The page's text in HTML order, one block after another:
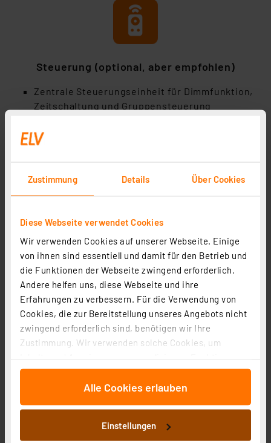
Zustimmung Details Über Cookies
Diese Webseite verwendet Cookies
Wir verwenden Cookies auf unserer Webseite. Einige
von ihnen sind essentiell und damit für den Betrieb und
die Funktionen der Webseite zwingend erforderlich.
Andere helfen uns, diese Webseite und ihre
Erfahrungen zu verbessern. Für die Verwendung von
Cookies, die zur Bereitstellung unseres Angebots nicht
zwingend erforderlich sind, benötigen wir Ihre
Zustimmung. Wir verwenden solche Cookies, um
für soziale Medien anbieten zu können und die Zugriffe
auf unsere Website zu analysieren. Außerdem geben
an unsere Partner für soziale Medien, Werbung und
Analysen weiter. Unsere Partner führen diese
Alle Cookies erlauben
Einstellungen
Steuerung (optional, aber empfohlen)
Zentrale Steuerungseinheit für Dimmfunktion,
Zeitschaltung und Gruppensteuerung
oder Cloud-Anbindung erforderlich
Maximale Schaltleistung: 240 W
automatische Lichtsteuerung
Kabel & Zubehör
Verlängerungs- und Verteilungskabel (bis 30 m),
Kupplungen und Endkappen
M12/M18-Stecksystem: wasserdicht (IP67),
Systemvergrößerungen